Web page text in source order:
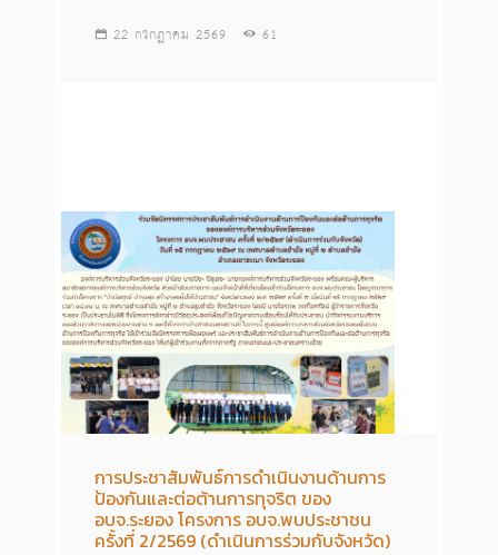
22 กรกฏาคม 2569 61
การประชาสัมพันธ์การดำเนินงานด้านการ
ป้องกันและต่อต้านการทุจริต ของ
อบจ.ระยอง โครงการ อบจ.พบประชาชน
ครั้งที่ 2/2569 (ดำเนินการร่วมกับจังหวัด)